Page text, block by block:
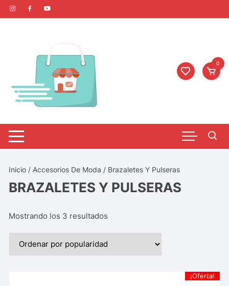
0
Inicio / Accesorios De Moda / Brazaletes Y Pulseras
BRAZALETES Y PULSERAS
Mostrando los 3 resultados
¡Oferta!